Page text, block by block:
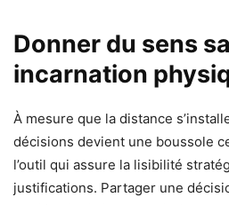
Donner du sens
incarnation
À mesure que la distance
décisions devient une boussole
l’outil qui assure la lisibilité
justifications. Partager une